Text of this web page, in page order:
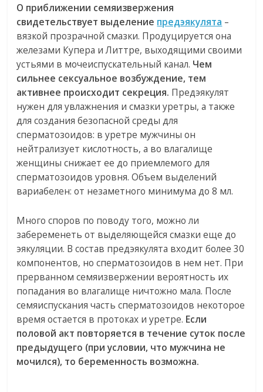
О приближении семяизвержения
свидетельствует выделение предэякулята –
вязкой прозрачной смазки. Продуцируется она
железами Купера и Литтре, выходящими своими
устьями в мочеиспускательный канал. Чем
сильнее сексуальное возбуждение, тем
активнее происходит секреция. Предэякулят
нужен для увлажнения и смазки уретры, а также
для создания безопасной среды для
сперматозоидов: в уретре мужчины он
нейтрализует кислотность, а во влагалище
женщины снижает ее до приемлемого для
сперматозоидов уровня. Объем выделений
вариабелен: от незаметного минимума до 8 мл.
Много споров по поводу того, можно ли
забеременеть от выделяющейся смазки еще до
эякуляции. В состав предэякулята входит более 30
компонентов, но сперматозоидов в нем нет. При
прерванном семяизвержении вероятность их
попадания во влагалище ничтожно мала. После
семяиспускания часть сперматозоидов некоторое
время остается в протоках и уретре. Если
половой акт повторяется в течение суток после
предыдущего (при условии, что мужчина не
мочился), то беременность возможна.